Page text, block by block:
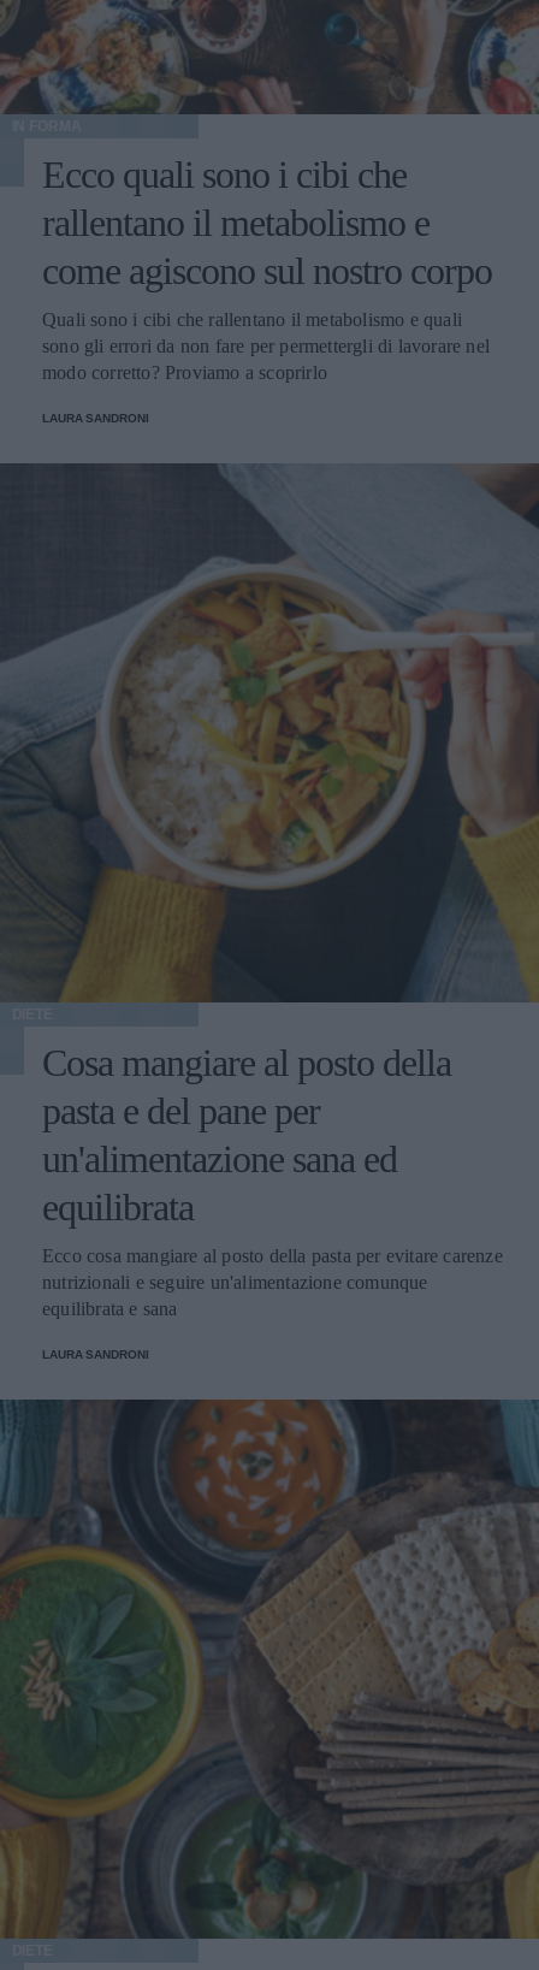
Ecco quali sono i cibi che
rallentano il metabolismo e
come agiscono sul nostro corpo
Quali sono i cibi che rallentano il metabolismo e quali
sono gli errori da non fare per permettergli di lavorare nel
modo corretto? Proviamo a scoprirlo
LAURA SANDRONI
Cosa mangiare al posto della
pasta e del pane per
un'alimentazione sana ed
equilibrata
Ecco cosa mangiare al posto della pasta per evitare carenze
nutrizionali e seguire un'alimentazione comunque
equilibrata e sana
LAURA SANDRONI